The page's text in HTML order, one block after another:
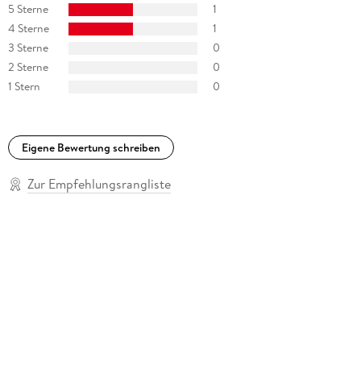
5 Sterne
1
4 Sterne
1
3 Sterne
0
2 Sterne
0
1 Stern
0
Eigene Bewertung schreiben
Zur Empfehlungsrangliste